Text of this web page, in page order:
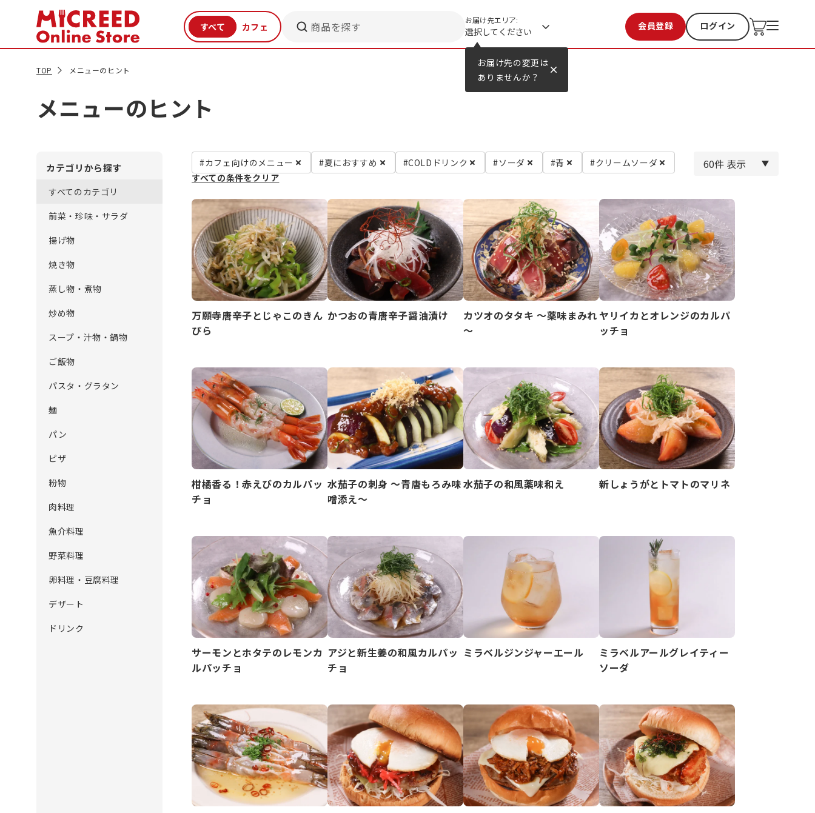
お届け先の変更は
ありませんか？
商品を探す お届け先エリア:
選択してください 会員登録 ログイン
お気に入り 過去購入
TOP メニューのヒント
メニューのヒント
#カフェ向けのメニュー #夏におすすめ #COLDドリンク #ソーダ #青
#クリームソーダ
すべての条件をクリア
万願寺唐辛子とじゃこのきん
ぴら
かつおの青唐辛子醤油漬け
カツオのタタキ ～薬味まみれ
～
ヤリイカとオレンジのカルパ
ッチョ
柑橘香る！赤えびのカルパッ
チョ
水茄子の刺身 ～青唐もろみ味
噌添え～
水茄子の和風薬味和え 新しょうがとトマトのマリネ
サーモンとホタテのレモンカ
ルパッチョ
アジと新生姜の和風カルパッ
チョ
ミラベルジンジャーエール
ミラベルアールグレイティー
ソーダ
カテゴリから探す
すべてのカテゴリ
前菜・珍味・サラダ
揚げ物
焼き物
蒸し物・煮物
炒め物
スープ・汁物・鍋物
ご飯物
パスタ・グラタン
麺
パン
ピザ
粉物
肉料理
魚介料理
野菜料理
卵料理・豆腐料理
デザート
ドリンク